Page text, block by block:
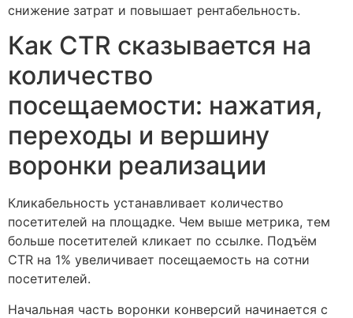
снижение затрат и повышает рентабельность.
Как CTR сказывается на
количество
посещаемости: нажатия,
переходы и вершину
воронки реализации
Кликабельность устанавливает количество
посетителей на площадке. Чем выше метрика, тем
больше посетителей кликает по ссылке. Подъём
CTR на 1% увеличивает посещаемость на сотни
посетителей.
Начальная часть воронки конверсий начинается с